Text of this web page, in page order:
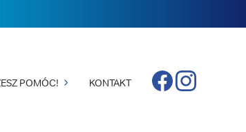
POMÓC! KONTAKT FacebookInstagram